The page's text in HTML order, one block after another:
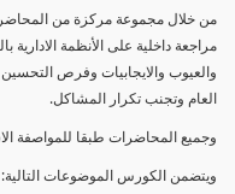
من خلال مجموعة مركزة من
مراجعة داخلية على الأنظمة
والعيوب والايجابيات وفرص
العام وتجنب تكرار المشاكل.
وجميع المحاضرات طبقا للمواصفة
ويتضمن الكورس الموضوعات التالية: